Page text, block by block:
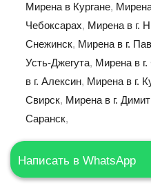
Мирена в Кургане,
Чебоксарах, Мирена в г.
Снежинск, Мирена в г.
Усть-Джегута, Мирена в г.
в г. Алексин, Мирена в г.
Свирск, Мирена в г.
Саранск,
Написать в WhatsApp